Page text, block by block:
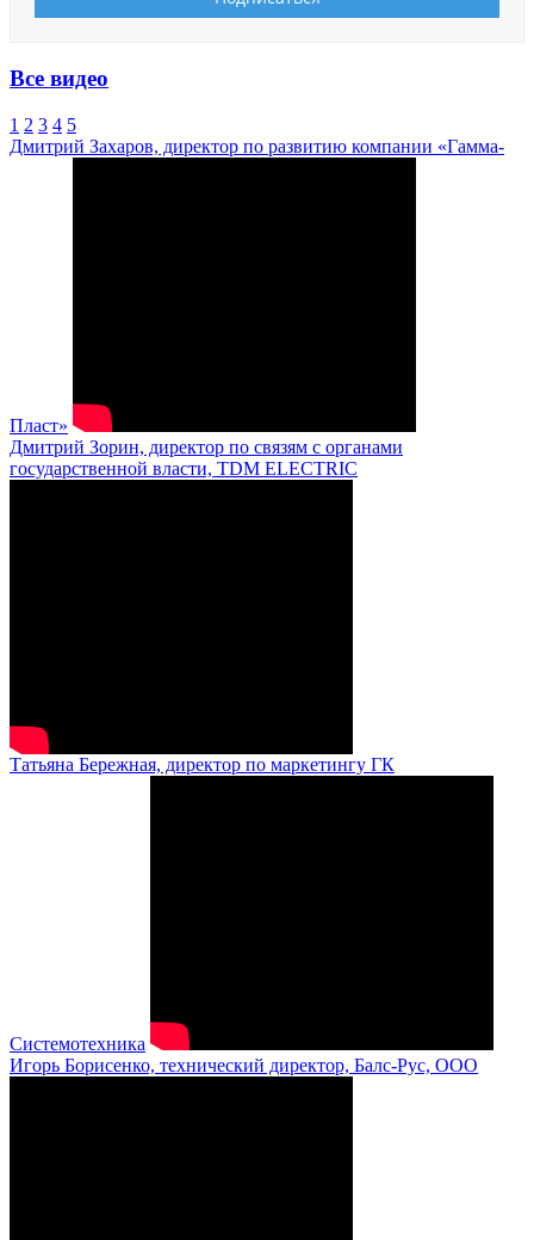
Все видео
1 2 3 4 5
Дмитрий Захаров, директор по развитию компании «Гамма-
Пласт»
Дмитрий Зорин, директор по связям с органами
государственной власти, TDM ELECTRIC
Татьяна Бережная, директор по маркетингу ГК
Системотехника
Игорь Борисенко, технический директор, Балс-Рус, ООО